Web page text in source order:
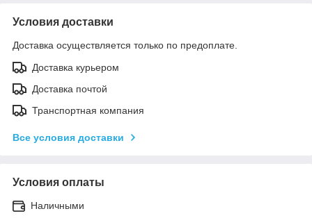
Условия доставки
Доставка осуществляется только по предоплате.
Доставка курьером
Доставка почтой
Транспортная компания
Все условия доставки
Условия оплаты
Наличными